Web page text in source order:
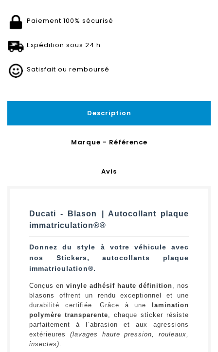
Paiement 100% sécurisé
Expédition sous 24 h
Satisfait ou remboursé
Description
Marque - Référence
Avis
Ducati - Blason | Autocollant plaque
immatriculation®®
Donnez du style à votre véhicule avec
nos Stickers, autocollants plaque
immatriculation®.
Conçus en vinyle adhésif haute définition, nos
blasons offrent un rendu exceptionnel et une
durabilité certifiée. Grâce à une
lamination
polymère transparente, chaque sticker résiste
parfaitement à l`abrasion et aux agressions
extérieures (lavages haute pression, rouleaux,
insectes).